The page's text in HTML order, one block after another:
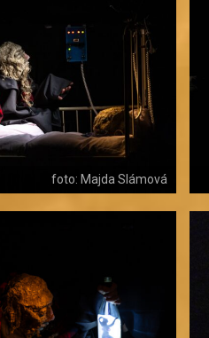
foto: Majda Slámová